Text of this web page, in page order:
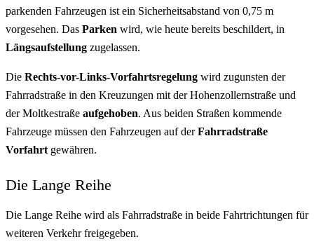
parkenden Fahrzeugen ist ein Sicherheitsabstand von 0,75 m
vorgesehen. Das Parken wird, wie heute bereits beschildert, in
Längsaufstellung zugelassen.
Die Rechts-vor-Links-Vorfahrtsregelung wird zugunsten der
Fahrradstraße in den Kreuzungen mit der Hohenzollernstraße und
der Moltkestraße aufgehoben. Aus beiden Straßen kommende
Fahrzeuge müssen den Fahrzeugen auf derFahrradstraße
Vorfahrt gewähren.
Die Lange Reihe
Die Lange Reihe wird als Fahrradstraße in beide Fahrtrichtungen für
weiteren Verkehr freigegeben.